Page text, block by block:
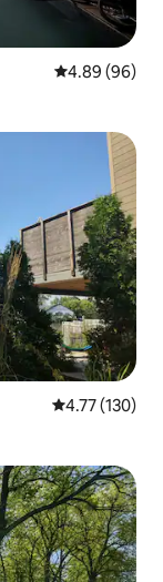
औसत रेटिंग 5 में
4.89 (96)
औसत रेटिंग 5 में से
4.77 (130)